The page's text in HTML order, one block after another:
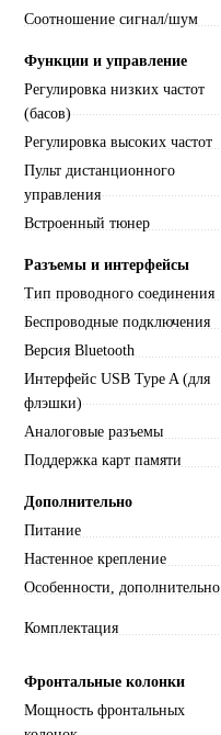
Соотношение сигнал/шум
Функции и управление
Регулировка низких частот
(басов)
Регулировка высоких частот
Пульт дистанционного
управления
Встроенный тюнер
Разъемы и интерфейсы
Тип проводного соединения
Беспроводные подключения
Версия Bluetooth
Интерфейс USB Type A (для
флэшки)
Аналоговые разъемы
Поддержка карт памяти
Дополнительно
Питание
Настенное крепление
Особенности, дополнительно
Комплектация
Фронтальные колонки
Мощность фронтальных